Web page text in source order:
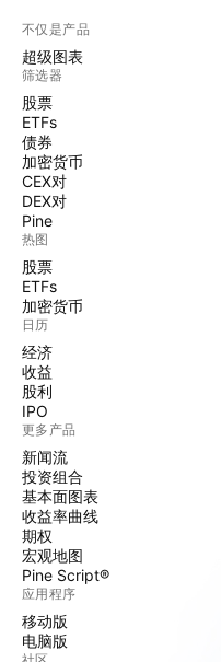
不仅是产品
超级图表
筛选器
股票
ETFs
债券
加密货币
CEX对
DEX对
Pine
热图
股票
ETFs
加密货币
日历
经济
收益
股利
IPO
更多产品
新闻流
投资组合
基本面图表
收益率曲线
期权
宏观地图
Pine Script®
应用程序
移动版
电脑版